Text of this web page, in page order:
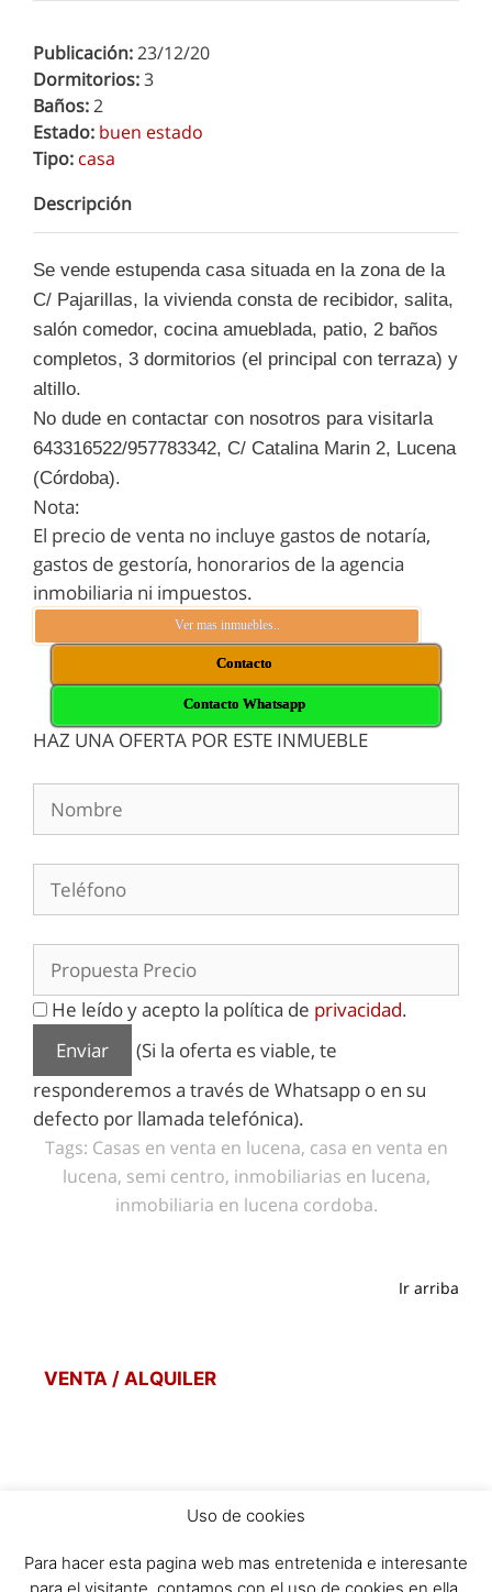
Publicación:23/12/20
Dormitorios:3
Baños:2
Estado: buen estado
Tipo: casa
Descripción
Se vende estupenda casa situada en la zona de la
C/ Pajarillas, la vivienda consta de recibidor, salita,
salón comedor, cocina amueblada, patio, 2 baños
completos, 3 dormitorios (el principal con terraza) y
altillo.
No dude en contactar con nosotros para visitarla
643316522/957783342, C/ Catalina Marin 2, Lucena
(Córdoba).
Nota:
El precio de venta no incluye gastos de notaría,
gastos de gestoría, honorarios de la agencia
inmobiliaria ni impuestos.
Ver mas inmuebles..
Contacto
Contacto Whatsapp
HAZ UNA OFERTA POR ESTE INMUEBLE
He leído y acepto la política de privacidad.
(Si la oferta es viable, te
responderemos a través de Whatsapp o en su
defecto por llamada telefónica).
Tags: Casas en venta en lucena, casa en venta en
lucena, semi centro, inmobiliarias en lucena,
inmobiliaria en lucena cordoba.
Ir arriba
VENTA / ALQUILER
POLITICA DE PRIVACIDAD
POLITICA DE COOKIES
Uso de cookies
Para hacer esta pagina web mas entretenida e interesante